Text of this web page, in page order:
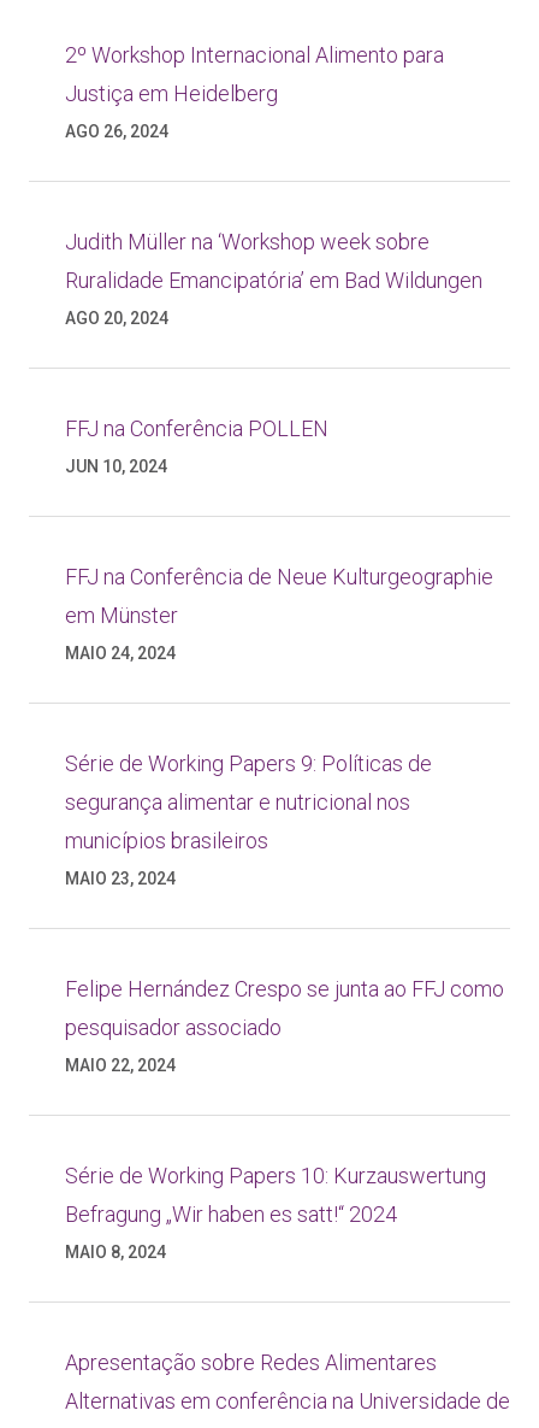
2º Workshop Internacional Alimento para
Justiça em Heidelberg
AGO 26, 2024
Judith Müller na ‘Workshop week sobre
Ruralidade Emancipatória’ em Bad Wildungen
AGO 20, 2024
FFJ na Conferência POLLEN
JUN 10, 2024
FFJ na Conferência de Neue Kulturgeographie
em Münster
MAIO 24, 2024
Série de Working Papers 9: Políticas de
segurança alimentar e nutricional nos
municípios brasileiros
MAIO 23, 2024
Felipe Hernández Crespo se junta ao FFJ como
pesquisador associado
MAIO 22, 2024
Série de Working Papers 10: Kurzauswertung
Befragung „Wir haben es satt!“ 2024
MAIO 8, 2024
Apresentação sobre Redes Alimentares
Alternativas em conferência na Universidade de